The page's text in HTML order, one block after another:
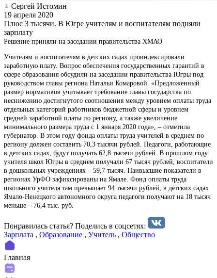
Сергей Истомин
19 апреля 2020
Плюс 3 тысячи. В Югре учителям и воспитателям подняли
зарплату
Решение приняли на заседании правительства ХМАО
Учителям и воспитателям в детских садах проиндексировали
заработную плату. Вопрос обеспечения государственных гарантий в
сфере образования обсудили на заседании правительства Югры под
руководством главы региона Натальи Комаровой. «Предложенный
размер нормативов учитывает требование главы государства по
неснижению достигнутого соотношения между уровнем оплаты труда
отдельных категорий работников бюджетной сферы и уровнем
средней заработной платы по региону, а также увеличение
минимального размера труда с 1 января 2020 года», – отметила
губернатор. В этом году фонда оплаты труда учителей в среднем по
региону должен составить 70,3 тысячи рублей. Педагоги, работающие
в детских садах, будут получать 62,8 тысячи рублей. В прошлом году
учителя школ Югры в среднем получали 67 тысяч рублей, воспитатели
в дошкольных учреждениях – 59,7 тысяч. Наивысшие показатели в
регионах УрФО зафиксированы на Ямале. Фонд оплаты труда
школьного учителя там превышает 94 тысячи рублей, в детских садах
Ямало-Ненецкого автономного округа педагоги получают на 18 тысяч
меньше – 76,4 тыс. руб.
Понравилась статья? Поделиcь в соцсетях:
Зарплата , Образование , Учитель , Общество
Главная